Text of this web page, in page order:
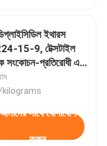
ইথারস
15-9, টেক্সটাইল
সংকোচন-প্রতিরোধী এবং
এবং
kilograms
আমাদের সাথে যোগাযোগ
করুন